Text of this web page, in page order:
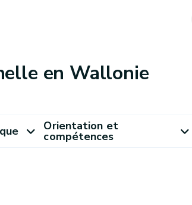
en Wallonie
Orientation et
compétences